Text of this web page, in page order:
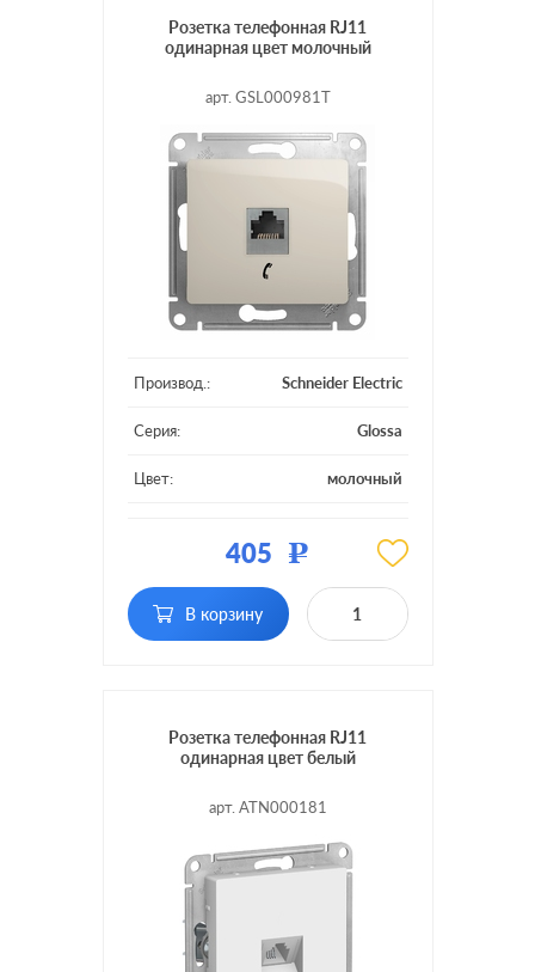
Розетка телефонная RJ11
одинарная цвет молочный
арт. GSL000981T
Производ.: Schneider Electric
Серия: Glossa
Цвет: молочный
405 Р
В корзину
Розетка телефонная RJ11
одинарная цвет белый
арт. ATN000181